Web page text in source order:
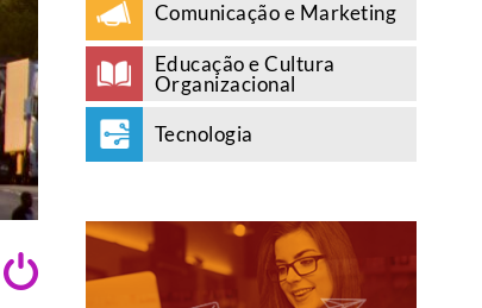
Comunicação e Marketing
Educação e Cultura
Organizacional
Tecnologia